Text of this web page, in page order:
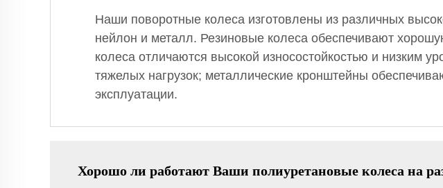
Наши поворотные колеса изготовлены из различных
нейлон и металл. Резиновые колеса обеспечивают
колеса отличаются высокой износостойкостью и низким
тяжелых нагрузок; металлические кронштейны
эксплуатации.
Хорошо ли работают Ваши полиуретановые колеса на